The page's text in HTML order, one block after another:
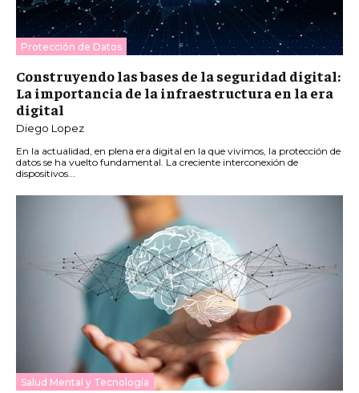
Protección de Datos
Construyendo las bases de la seguridad digital:
La importancia de la infraestructura en la era
digital
Diego Lopez
En la actualidad, en plena era digital en la que vivimos, la protección de
datos se ha vuelto fundamental. La creciente interconexión de
dispositivos...
Salud Mental y Tecnología